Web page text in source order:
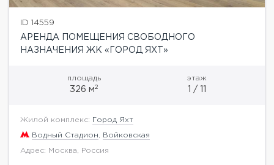
ID 14559
АРЕНДА ПОМЕЩЕНИЯ СВОБОДНОГО
НАЗНАЧЕНИЯ ЖК «ГОРОД ЯХТ»
площадь
326 м2
этаж
1 / 11
Жилой комплекс: Город Яхт
Водный Стадион Войковская
Адрес: Москва, Россия